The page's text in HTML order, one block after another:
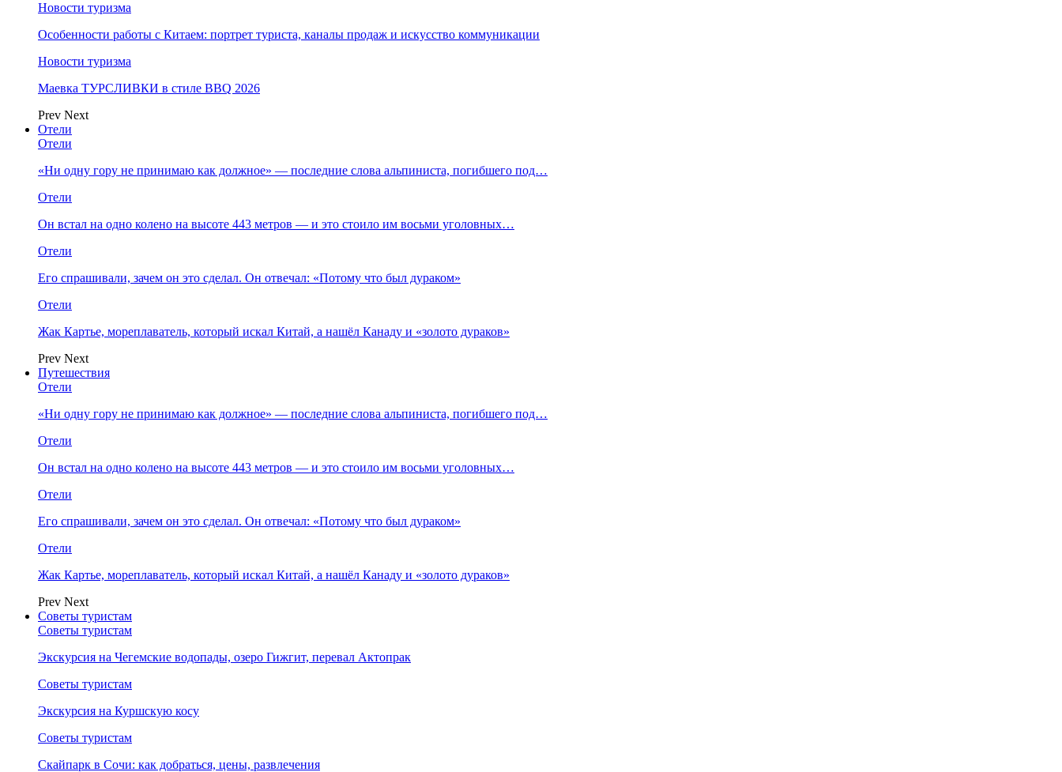
Новости туризма
Особенности работы с Китаем: портрет туриста, каналы продаж и искусство коммуникации
Новости туризма
Маевка ТУРСЛИВКИ в стиле BBQ 2026
Prev Next
Отели
Отели
«Ни одну гору не принимаю как должное» — последние слова альпиниста, погибшего под…
Отели
Он встал на одно колено на высоте 443 метров — и это стоило им восьми уголовных…
Отели
Его спрашивали, зачем он это сделал. Он отвечал: «Потому что был дураком»
Отели
Жак Картье, мореплаватель, который искал Китай, а нашёл Канаду и «золото дураков»
Prev Next
Путешествия
Отели
«Ни одну гору не принимаю как должное» — последние слова альпиниста, погибшего под…
Отели
Он встал на одно колено на высоте 443 метров — и это стоило им восьми уголовных…
Отели
Его спрашивали, зачем он это сделал. Он отвечал: «Потому что был дураком»
Отели
Жак Картье, мореплаватель, который искал Китай, а нашёл Канаду и «золото дураков»
Prev Next
Советы туристам
Советы туристам
Экскурсия на Чегемские водопады, озеро Гижгит, перевал Актопрак
Советы туристам
Экскурсия на Куршскую косу
Советы туристам
Скайпарк в Сочи: как добраться, цены, развлечения